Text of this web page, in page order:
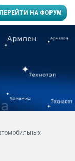
ПЕРЕЙТИ НА ФОРУМ
заводу пластмасс"
ППЭ